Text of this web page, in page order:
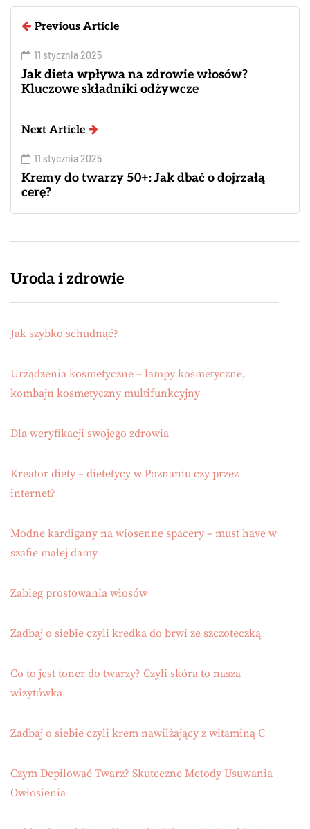
Previous Article
11 stycznia 2025
Jak dieta wpływa na zdrowie włosów?
Kluczowe składniki odżywcze
Next Article
11 stycznia 2025
Kremy do twarzy 50+: Jak dbać o dojrzałą
cerę?
Uroda i zdrowie
Jak szybko schudnąć?
Urządzenia kosmetyczne – lampy kosmetyczne,
kombajn kosmetyczny multifunkcyjny
Dla weryfikacji swojego zdrowia
Kreator diety – dietetycy w Poznaniu czy przez
internet?
Modne kardigany na wiosenne spacery – must have w
szafie małej damy
Zabieg prostowania włosów
Zadbaj o siebie czyli kredka do brwi ze szczoteczką
Co to jest toner do twarzy? Czyli skóra to nasza
wizytówka
Zadbaj o siebie czyli krem nawilżający z witaminą C
Czym Depilować Twarz? Skuteczne Metody Usuwania
Owłosienia